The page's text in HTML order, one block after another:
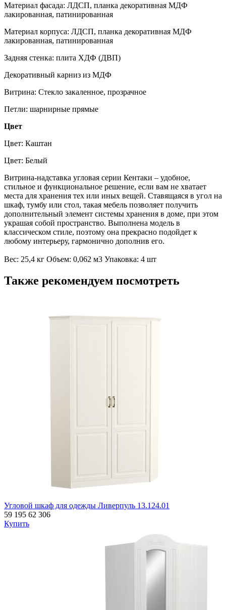
Материал фасада: ЛДСП, планка декоративная МДФ
лакированная, патинированная
Материал корпуса: ЛДСП, планка декоративная МДФ
лакированная, патинированная
Задняя стенка: плита ХДФ (ДВП)
Декоративный карниз из МДФ
Витрина: Стекло закаленное, прозрачное
Петли: шарнирные прямые
Цвет
Цвет: Каштан
Цвет: Белый
Витрина-надставка угловая серии Кентаки – удобное,
стильное и функциональное решение, если вам не хватает
места для хранения тех или иных вещей. Ставящаяся в угол на
шкаф, тумбу или стол, такая мебель позволяет получить
дополнительный элемент системы хранения в доме, при этом
украшая собой пространство. Выполнена модель в
классическом стиле, поэтому она прекрасно подойдет к
любому интерьеру, гармонично дополнив его.
Вес: 25,4 кг Объем: 0,062 м3 Упаковка: 4 шт
Также рекомендуем посмотреть
Угловой шкаф для одежды Ливерпуль 13.124.01
59 195 62 306
Купить